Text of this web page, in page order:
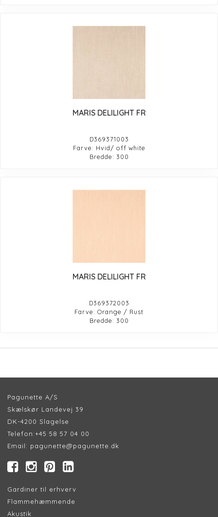
MARIS DELILIGHT FR
D369371003
Farve: Hvid/ off white
Bredde: 300
MARIS DELILIGHT FR
D369372003
Farve: Orange / Rust
Bredde: 300
Pagunette A/S
Skælskør Landevej 39
DK-4200 Slagelse
Telefon:+45 58 57 04 00
Email: pagunette@pagunette.dk
Gardiner til erhverv
Flammehæmmende
Akustik